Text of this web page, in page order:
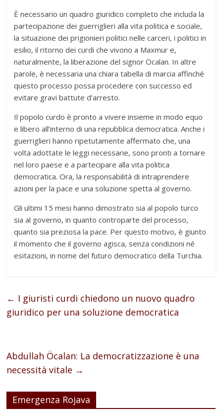
È necessario un quadro giuridico completo che includa la
partecipazione dei guerriglieri alla vita politica e sociale,
la situazione dei prigionieri politici nelle carceri, i politici in
esilio, il ritorno dei curdi che vivono a Maxmur e,
naturalmente, la liberazione del signor Öcalan. In altre
parole, è necessaria una chiara tabella di marcia affinché
questo processo possa procedere con successo ed
evitare gravi battute d’arresto.
Il popolo curdo è pronto a vivere insieme in modo equo
e libero all’interno di una repubblica democratica. Anche i
guerriglieri hanno ripetutamente affermato che, una
volta adottate le leggi necessarie, sono pronti a tornare
nel loro paese e a partecipare alla vita politica
democratica. Ora, la responsabilità di intraprendere
azioni per la pace e una soluzione spetta al governo.
Gli ultimi 15 mesi hanno dimostrato sia al popolo turco
sia al governo, in quanto controparte del processo,
quanto sia preziosa la pace. Per questo motivo, è giunto
il momento che il governo agisca, senza condizioni né
esitazioni, in nome del futuro democratico della Turchia.
← I giuristi curdi chiedono un nuovo quadro
giuridico per una soluzione democratica
Abdullah Öcalan: La democratizzazione è una
necessità vitale →
Emergenza Rojava